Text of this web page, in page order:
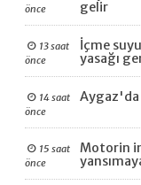
önce
gelir
13 saat
önce
İçme
yasağı
14 saat
önce
Aygaz'da
15 saat
önce
Motorin